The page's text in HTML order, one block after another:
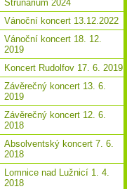
Strunárium 2024
Vánoční koncert 13.12.2022
Vánoční koncert 18. 12.
2019
Koncert Rudolfov 17. 6. 2019
Závěrečný koncert 13. 6.
2019
Závěrečný koncert 12. 6.
2018
Absolventský koncert 7. 6.
2018
Lomnice nad Lužnicí 1. 4.
2018